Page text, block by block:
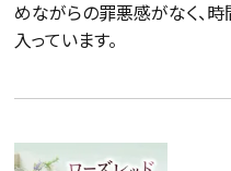
めながらの罪悪感がなく、
入っています。